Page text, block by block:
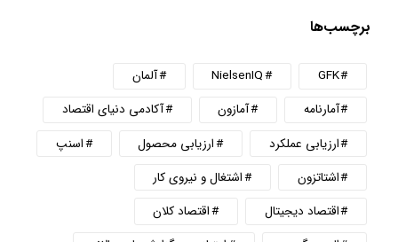
برچسب‌ها
GFK
NielsenIQ
آلمان
آمارنامه
آمازون
آکادمی دنیای اقتصاد
ارزیابی عملکرد
ارزیابی محصول
اسنپ
اشتاتزون
اشتغال و نیروی کار
اقتصاد دیجیتال
اقتصاد کلان